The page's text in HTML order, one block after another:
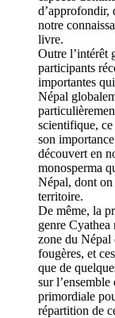
d’approfondir,
notre
livre.
Outre l’intérêt
participants
importantes
Népal
scientifique,
son
découvert en
monosperma
Népal, dont on
territoire.
De même, la
genre Cyathea
zone du Népal
fougères, et
que de
sur
primordiale
répartition de